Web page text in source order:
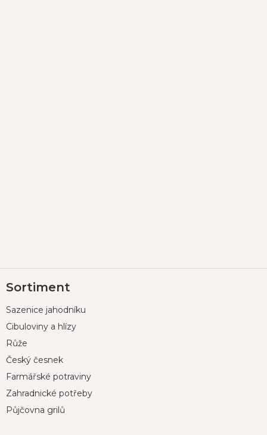
á
a
Sortiment
Sazenice jahodníku
Cibuloviny a hlízy
Růže
Český česnek
Farmářské potraviny
Zahradnické potřeby
Půjčovna grilů